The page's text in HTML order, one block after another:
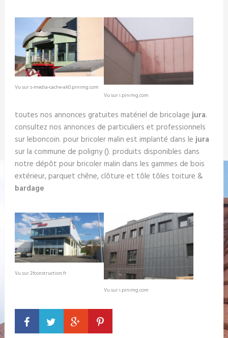
Vu sur s-media-cache-ak0.pinimg.com
Vu sur i.pinimg.com
toutes nos annonces gratuites matériel de bricolagejura.
consultez nos annonces de particuliers et professionnels
sur leboncoin. pour bricoler malin est implanté dans lejura
sur la commune de poligny (). produits disponibles dans
notre dépôt pour bricoler malin dans les gammes de bois
extérieur, parquet chêne, clôture et tôle tôles toiture &
bardage
Vu sur 2fconstruction.fr
Vu sur i.pinimg.com